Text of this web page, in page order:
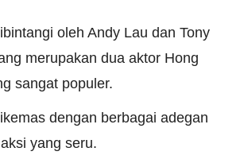
oleh Andy Lau dan Tony
merupakan dua aktor Hong
sangat populer.
dengan berbagai adegan
yang seru.